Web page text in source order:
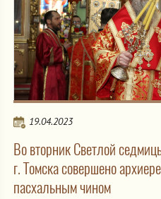
19.04.2023
Во вторник Светлой
г. Томска совершено
пасхальным чином